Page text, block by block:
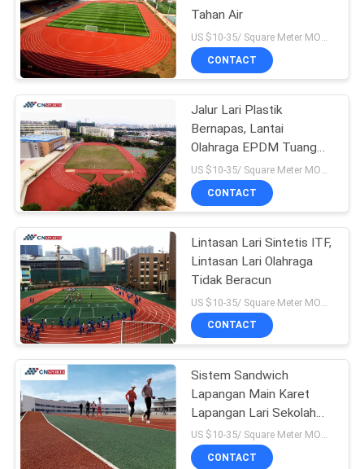
Lantai Lapangan
Basket Sintetis
Lantai Lapangan
Tenis
143
Tahan Air
CONTACT
Jalur Lari Plastik
Bernapas, Lantai
Olahraga EPDM Tuang
Basah
CONTACT
Lintasan Lari Sintetis ITF,
Lintasan Lari Olahraga
Tidak Beracun
CONTACT
Sistem Sandwich
Lapangan Main Karet
Lapangan Lari Sekolah
13mm
US $10-35/ Square Meter MOQ:/
CONTACT